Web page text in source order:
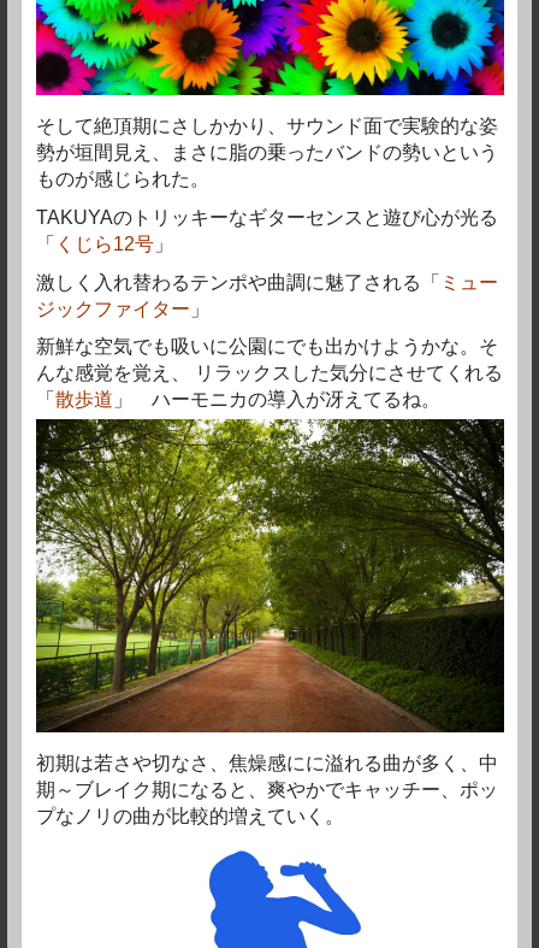
そして絶頂期にさしかかり、サウンド面で実験的な姿
勢が垣間見え、まさに脂の乗ったバンドの勢いという
ものが感じられた。
TAKUYAのトリッキーなギターセンスと遊び心が光る
「 くじら12号 」
激しく入れ替わるテンポや曲調に魅了される「 ミュー
ジックファイター 」
新鮮な空気でも吸いに公園にでも出かけようかな。そ
んな感覚を覚え、 リラックスした気分にさせてくれる
「散歩道 」ハーモニカの導入が冴えてるね。
初期は若さや切なさ、焦燥感にに溢れる曲が多く、中
期～ブレイク期になると、爽やかでキャッチー、ポッ
プなノリの曲が比較的増えていく。